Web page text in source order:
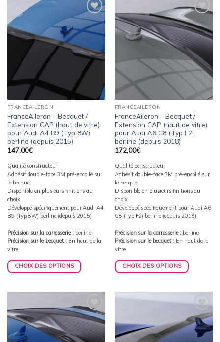
Ajouter
à la
wishlist
FRANCEAILERON
FranceAileron – Becquet /
Extension CAP (haut de vitre)
pour Audi A4 B9 (Typ 8W)
berline (depuis 2015)
147,00€
Qualité constructeur
Adhésif double-face 3M pré-encollé sur
le becquet
Disponible en plusieurs finitions au
choix
Développé spécifiquement pour Audi A4
B9 (Typ 8W) berline (depuis 2015)
Précision sur la carrosserie :berline
Précision sur le becquet :En haut de la
vitre
CHOIX DES OPTIONS
Ajouter
à la
wishlist
FRANCEAILERON
FranceAileron – Becquet /
Extension CAP (haut de vitre)
pour Audi A6 C8 (Typ F2)
berline (depuis 2018)
172,00€
Qualité constructeur
Adhésif double-face 3M pré-encollé sur
le becquet
Disponible en plusieurs finitions au
choix
Développé spécifiquement pour Audi A6
C8 (Typ F2) berline (depuis 2018)
Précision sur la carrosserie :berline
Précision sur le becquet :En haut de la
vitre
CHOIX DES OPTIONS
Ajouter
à la
wishlist
Ajouter
à la
wishlist